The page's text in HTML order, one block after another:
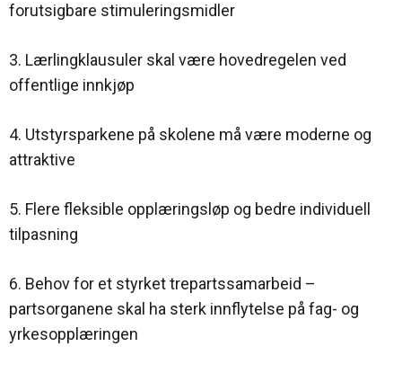
forutsigbare stimuleringsmidler
3. Lærlingklausuler skal være hovedregelen ved
offentlige innkjøp
4. Utstyrsparkene på skolene må være moderne og
attraktive
5. Flere fleksible opplæringsløp og bedre individuell
tilpasning
6. Behov for et styrket trepartssamarbeid –
partsorganene skal ha sterk innflytelse på fag- og
yrkesopplæringen